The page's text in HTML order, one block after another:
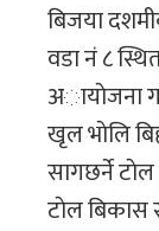
बिजया
वडा नं ८
अायाेजना
खृल भाेलि
सागछर्ने
टाेल बिकास